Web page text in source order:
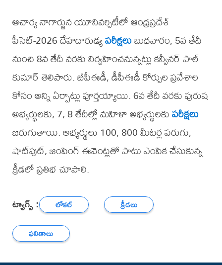
ఆచార్య నాగార్జున యూనివర్సిటీలో ఆంధ్రప్రదేశ్
పీసెట్-2026 దేహదారుఢ్యపరీక్షలుబుధవారం, 5వ తేదీ
నుంచి 8వ తేదీ వరకు నిర్వహించనున్నట్లు కన్వీనర్ పాల్
కుమార్ తెలిపారు. బీపీఈడీ, డీపీఈడీ కోర్సుల ప్రవేశాల
కోసం అన్ని ఏర్పాట్లు పూర్తయ్యాయి. 6వ తేదీ వరకు పురుష
అభ్యర్థులకు, 7, 8 తేదీల్లో మహిళా అభ్యర్థులకుపరీక్షలు
జరుగుతాయి. అభ్యర్థులు 100, 800 మీటర్ల పరుగు,
షాట్‌పుట్, జంపింగ్ ఈవెంట్లతో పాటు ఎంపిక చేసుకున్న
క్రీడలో ప్రతిభ చూపాలి.
ట్యాగ్స్ : లోకల్
క్రీడలు
ఫలితాలు